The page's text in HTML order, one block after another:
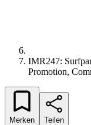
IMR247:
Promotion,
Merken Teilen